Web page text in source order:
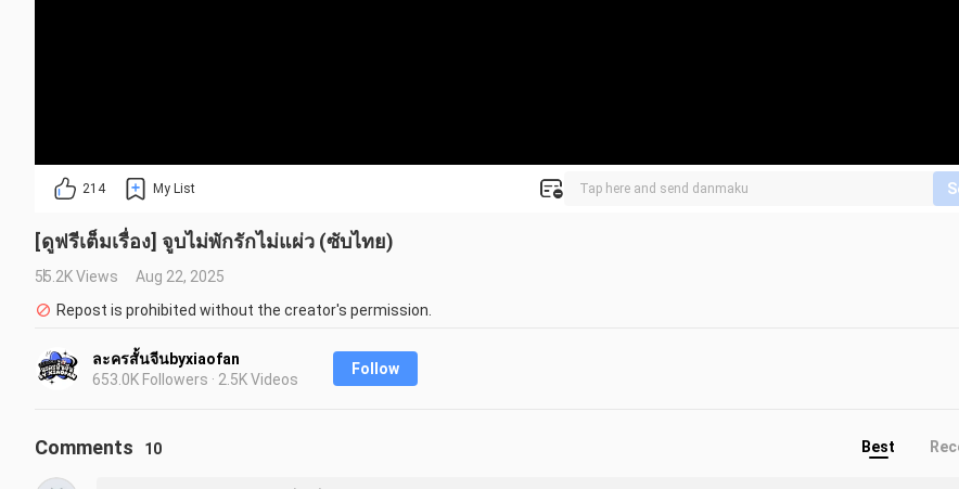
214 My List
[ดูฟรีเต็มเรื่อง] จูบไม่พักรักไม่แผ่ว (ซับไทย)
55.2K Views
Aug 22, 2025
Repost is prohibited without the creator's permission.
ละครสั้นจีนbyxiaofan
653.0K Followers · 2.5K Videos
Follow
Comments 10 Best